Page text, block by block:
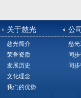
关于慈光
慈光简介
荣誉资质
发展历史
文化理念
我们的优势
公
慈光
同
同